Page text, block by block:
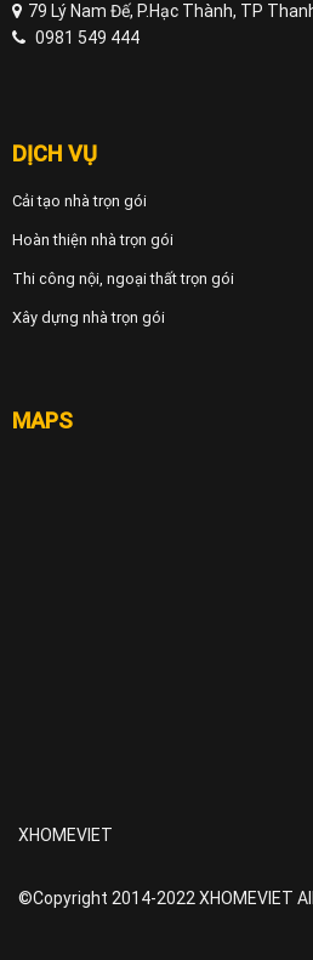
79 Lý Nam Đế, P.Hạc Thành, TP
0981 549 444
DỊCH VỤ
Cải tạo nhà trọn gói
Hoàn thiện nhà trọn gói
Thi công nội, ngoại thất trọn gói
Xây dựng nhà trọn gói
MAPS
XHOMEVIET
©Copyright 2014-2022 XHOMEVIET